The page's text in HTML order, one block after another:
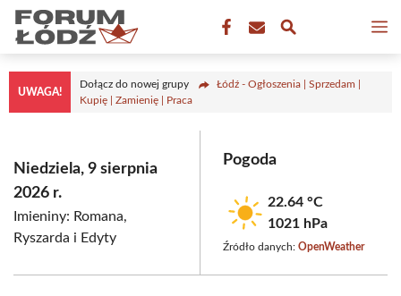
Przejdź
treści
UWAGA!
Dołącz do nowej grupy
Łódź - Ogłoszenia | Sprzedam |
Kupię | Zamienię | Praca
Niedziela, 9 sierpnia
2026 r.
Imieniny: Romana,
Ryszarda i Edyty
Pogoda
22.64 °C
1021 hPa
Źródło danych: OpenWeather